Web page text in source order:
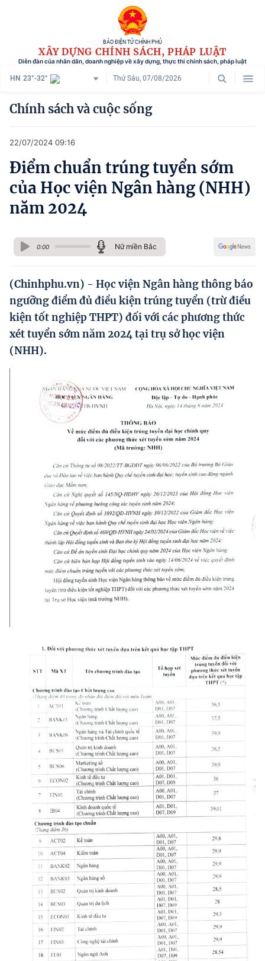
BÁO ĐIỆN TỬ CHÍNH PHỦ
XÂY DỰNG CHÍNH SÁCH, PHÁP LUẬT
Diễn đàn của nhân dân, doanh nghiệp về xây dựng, thực thi chính sách, pháp luật
HN 23°-32° Thứ Sáu, 07/08/2026
Danh mục
Tham vấn chính sách
Người dân góp ý
Chính sách và cuộc sống
Phát triển kinh tế tư nhân và doanh nghiệp dân tộc
Ocop và chuỗi giá trị Nông sản
Kinh tế tư nhân
Chính sách và cuộc sống
22/07/2024 09:16
Điểm chuẩn trúng tuyển sớm
của Học viện Ngân hàng (NHH)
năm 2024
0:00 Nữ miền Bắc
(Chinhphu.vn) - Học viện Ngân hàng thông báo
ngưỡng điểm đủ điều kiện trúng tuyển (trừ điều
kiện tốt nghiệp THPT) đối với các phương thức
xét tuyển sớm năm 2024 tại trụ sở học viện
(NHH).